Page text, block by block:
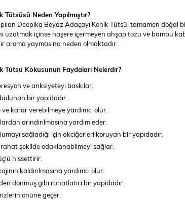
Neden Yapılmıştır?
Deepika Beyaz Adaçayı Konik Tütsü, tamamen
uzatmak içinse haşere içermeyen ahşap tozu ve bambu
aroma yaymasına neden olmaktadır.
Tütsü Kokusunun Faydaları Nelerdir?
ve anksiyeteyi baskılar.
bir yapıdadır.
karar verebilmeye yardımcı olur.
arındırılmasına yardım eder.
sağladığı için akciğerleri koruyan bir yapıdadır.
şekilde odaklanabilmeyi sağlar.
hissettirir.
kaldırılmasına yardımcı olur.
dönmüş gibi rahatlatıcı bir yapıdadır.
önüne geçer.